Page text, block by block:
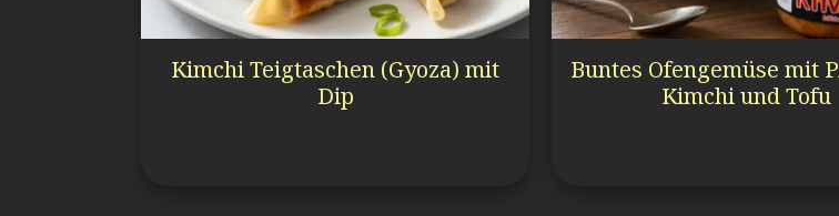
Kimchi Teigtaschen (Gyoza) mit
Dip
Buntes Ofengemüse mit
Kimchi und Tofu